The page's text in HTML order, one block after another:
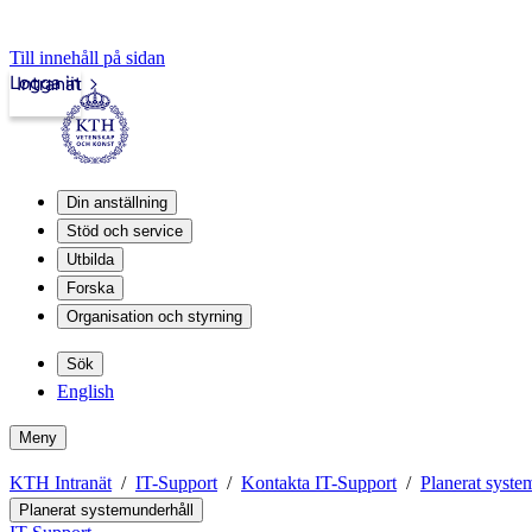
Till innehåll på sidan
Intranät
Logga in
Din anställning
Stöd och service
Utbilda
Forska
Organisation och styrning
Sök
English
Meny
KTH Intranät IT-Support Kontakta IT-Support Planerat
Planerat systemunderhåll